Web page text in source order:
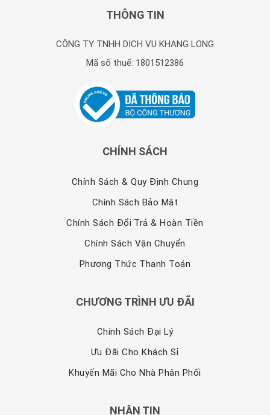
THÔNG TIN
CÔNG TY TNHH DỊCH VỤ KHANG LONG
Mã số thuế: 1801512386
CHÍNH SÁCH
Chính Sách & Quy Định Chung
Chính Sách Bảo Mật
Chính Sách Đổi Trả & Hoàn Tiền
Chính Sách Vận Chuyển
Phương Thức Thanh Toán
CHƯƠNG TRÌNH ƯU ĐÃI
Chính Sách Đại Lý
Ưu Đãi Cho Khách Sỉ
Khuyến Mãi Cho Nhà Phân Phối
NHẬN TIN